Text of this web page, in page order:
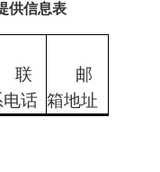
供信息表
联
电话
邮
箱地址